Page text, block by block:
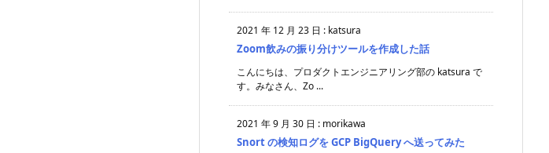
2021 年 12 月 23 日 : katsura
Zoom飲みの振り分けツールを作成した話
こんにちは、プロダクトエンジニアリング部の katsura で
す。みなさん、Zo ...
2021 年 9 月 30 日 : morikawa
Snort の検知ログを GCP BigQuery へ送ってみた